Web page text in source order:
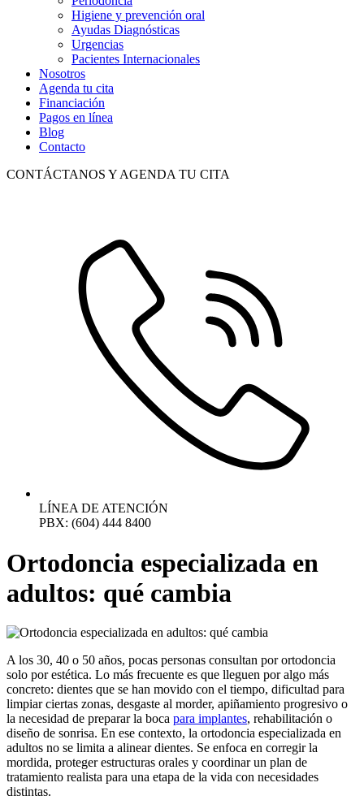
Higiene y prevención oral
Ayudas Diagnósticas
Urgencias
Pacientes Internacionales
Nosotros
Agenda tu cita
Financiación
Pagos en línea
Blog
Contacto
CONTÁCTANOS Y AGENDA TU CITA
LÍNEA DE ATENCIÓN
PBX: (604) 444 8400
Ortodoncia especializada en
adultos: qué cambia
A los 30, 40 o 50 años, pocas personas consultan por ortodoncia
solo por estética. Lo más frecuente es que lleguen por algo más
concreto: dientes que se han movido con el tiempo, dificultad para
limpiar ciertas zonas, desgaste al morder, apiñamiento progresivo o
la necesidad de preparar la boca para implantes, rehabilitación o
diseño de sonrisa. En ese contexto, la ortodoncia especializada en
adultos no se limita a alinear dientes. Se enfoca en corregir la
mordida, proteger estructuras orales y coordinar un plan de
tratamiento realista para una etapa de la vida con necesidades
distintas.